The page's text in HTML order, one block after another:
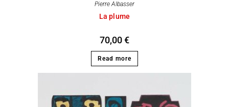
Pierre Albasser
La plume
70,00€
Read more